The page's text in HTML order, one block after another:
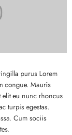
purus Lorem
congue. Mauris
elit eu nunc rhoncus
turpis egestas.
Cum sociis